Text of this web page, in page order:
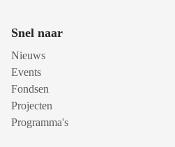
Snel naar
Nieuws
Events
Fondsen
Projecten
Programma's